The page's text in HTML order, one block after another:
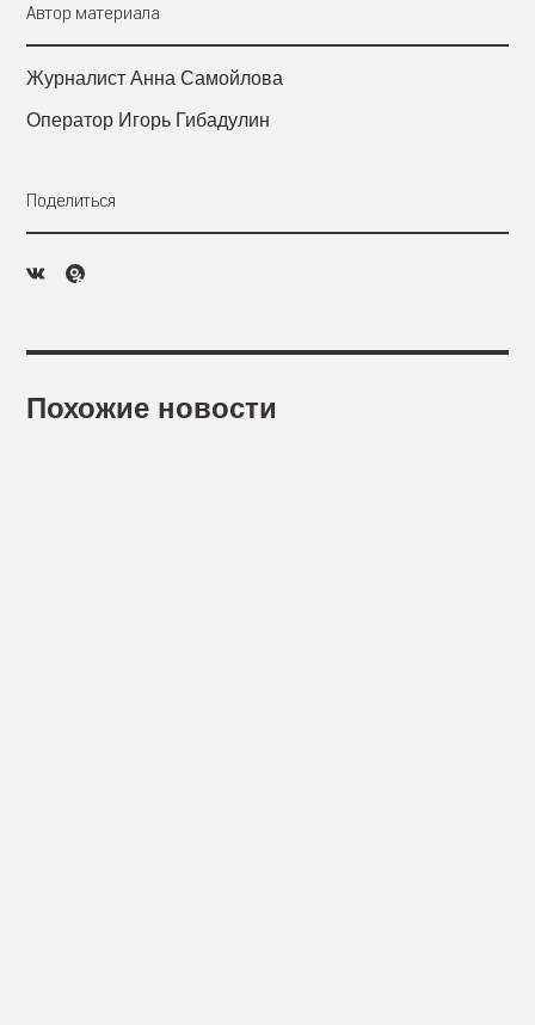
Автор материала
Журналист Анна Самойлова
Оператор Игорь Гибадулин
Поделиться
Похожие новости